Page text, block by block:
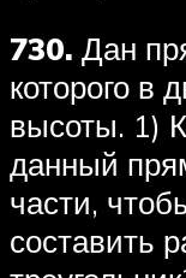
730. Дан
которого в
высоты. 1)
данный
части,
составить